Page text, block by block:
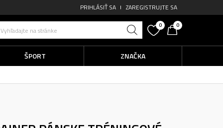
PRIHLÁSIŤ SA ZAREGISTRUJTE SA
Vyhľadajte na stránke
0 0
ŠPORT
ZNAČKA